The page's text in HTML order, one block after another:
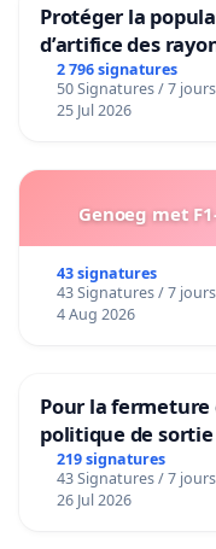
Protéger la
d’artifice des
2 796 signatures
50 Signatures / 7 jours
25 Jul 2026
Genoeg met
43 signatures
43 Signatures / 7 jours
4 Aug 2026
Pour la fermeture
politique de
219 signatures
43 Signatures / 7 jours
26 Jul 2026